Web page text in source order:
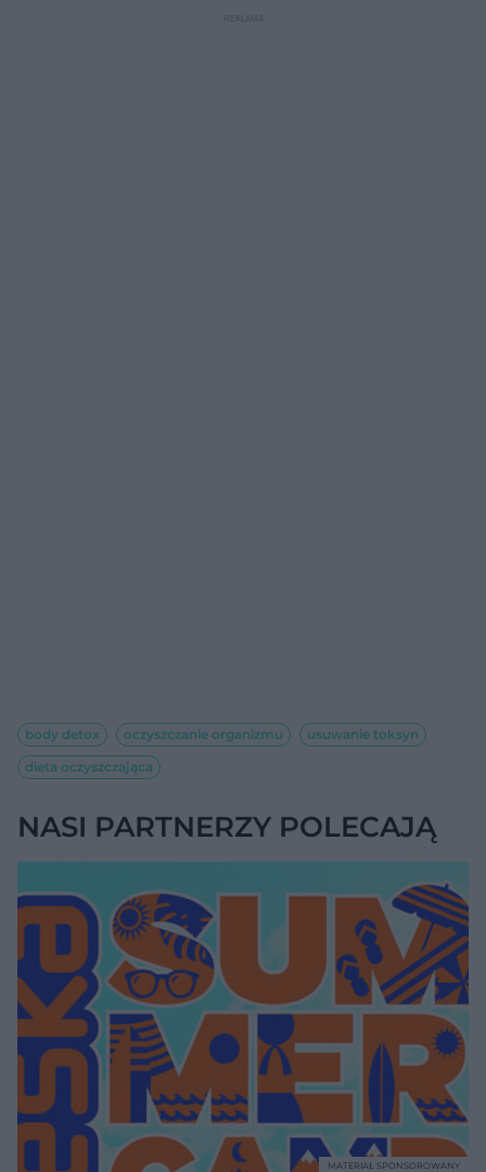
body detox oczyszczanie organizmu
usuwanie toksyn
dieta oczyszczająca
NASI PARTNERZY POLECAJĄ
MATERIAŁ SPONSOROWANY